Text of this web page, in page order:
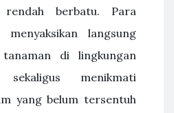
berbatu. Para
langsung
di lingkungan
menikmati
yang belum tersentuh